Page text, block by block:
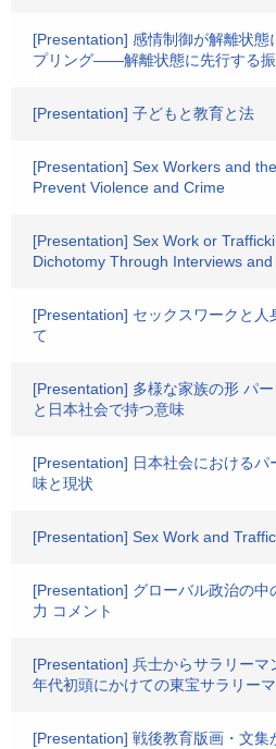
[Presentation] 感情制御が解離状態
プリング――解離状態に先行する
[Presentation] 子どもと教育と法
[Presentation] Sex Workers and
Prevent Violence and Crime
[Presentation] Sex Work or
Dichotomy Through Interviews
[Presentation] セックスワークと
て
[Presentation] 多様な家族の形 パ
と日本社会で持つ意味
[Presentation] 日本社会におけるパ
味と現状
[Presentation] Sex Work and
[Presentation] グローバル政治の中
力 コメント
[Presentation] 兵士からサラリー
年代初頭にかけての東宝サラリー
[Presentation] 戦後教育版画・文集